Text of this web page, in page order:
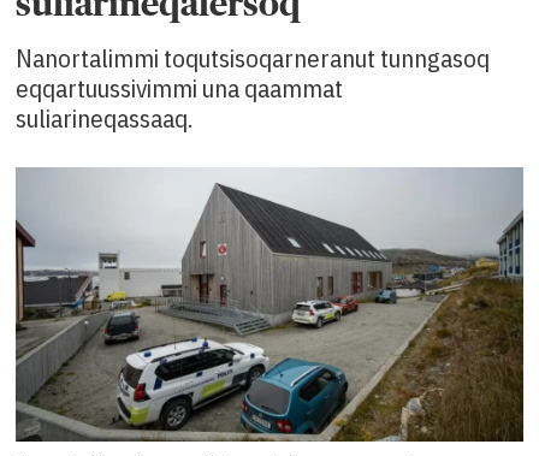
Nanortalimmi toqutsisoqarneranut tunngasoq
eqqartuussivimmi una qaammat
suliarineqassaaq.